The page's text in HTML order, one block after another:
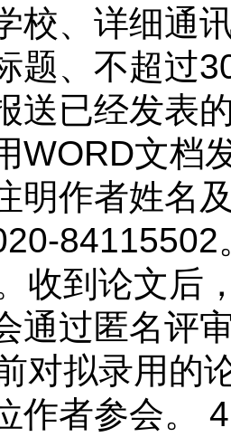
校、详细通
题、不超过
送已经发表
WORD文档
明作者姓名
收到论文后
通过匿名评
对拟录用的
作者参会。